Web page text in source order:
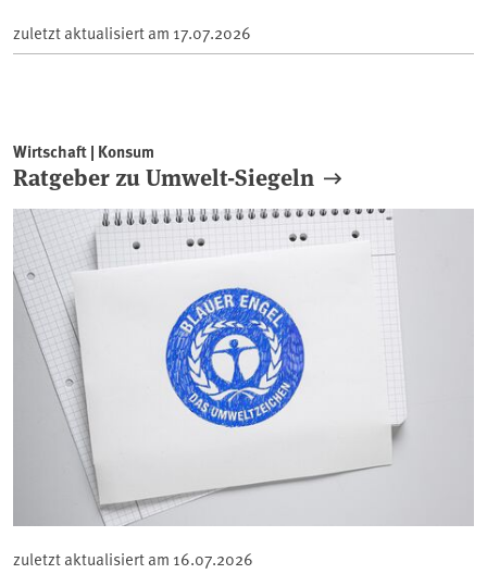
zuletzt aktualisiert am 17.07.2026
Wirtschaft | Konsum
Ratgeber zu Umwelt-Siegeln
zuletzt aktualisiert am 16.07.2026